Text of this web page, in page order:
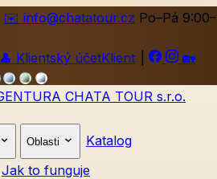
✉️ info@chatatour.cz Po–Pá 9:00–
👤 Klientský účetKlient
🏡
Oblasti
Katalog
Jak to funguje